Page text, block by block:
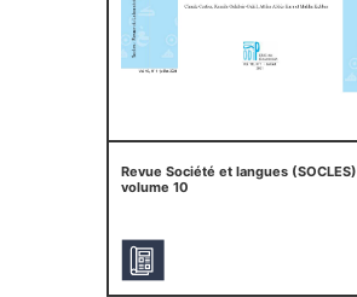
Revue Société et langues (SOCLES)
volume 10